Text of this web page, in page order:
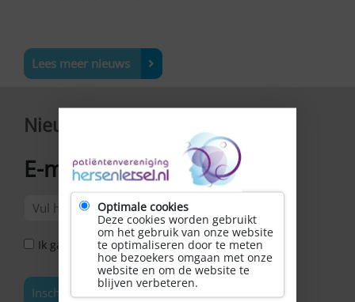
Lees meer nieuws
Nieuwsbrief
E-mailadres*
Ik ga akkoord met het Privacy Statement *
Inschrijven
Optimale cookies
Deze cookies worden gebruikt
om het gebruik van onze website
te optimaliseren door te meten
hoe bezoekers omgaan met onze
website en om de website te
blijven verbeteren.